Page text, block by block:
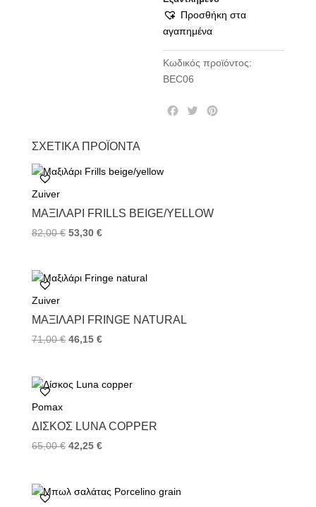
Προσθήκη στα
αγαπημένα
Κωδικός προϊόντος:
BEC06
k
T
ΣΧΕΤΙΚΆ ΠΡΟΪΌΝΤΑ
Zuiver
ΜΑΞΙΛΆΡΙ FRILLS BEIGE/YELLOW
82,00€ 53,30 €
Zuiver
ΜΑΞΙΛΆΡΙ FRINGE NATURAL
71,00€ 46,15 €
Pomax
ΔΊΣΚΟΣ LUNA COPPER
65,00€ 42,25 €